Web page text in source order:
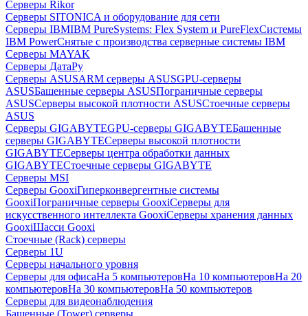
Серверы Rikor
Серверы SITONICA и оборудование для сети
Серверы IBMIBM PureSystems: Flex System и PureFlexСистемы
IBM PowerСнятые с производства серверные системы IBM
Серверы MAYAK
Серверы ДатаРу
Серверы ASUSARM серверы ASUSGPU-серверы
ASUSБашенные серверы ASUSПограничные серверы
ASUSСерверы высокой плотности ASUSСтоечные серверы
ASUS
Серверы GIGABYTEGPU-серверы GIGABYTEБашенные
серверы GIGABYTEСерверы высокой плотности
GIGABYTEСерверы центра обработки данных
GIGABYTEСтоечные серверы GIGABYTE
Серверы MSI
Серверы GooxiГиперконвергентные системы
GooxiПограничные серверы GooxiСерверы для
искусственного интеллекта GooxiСерверы хранения данных
GooxiШасси Gooxi
Стоечные (Rack) серверы
Серверы 1U
Серверы начального уровня
Серверы для офисаНа 5 компьютеровНа 10 компьютеровНа 20
компьютеровНа 30 компьютеровНа 50 компьютеров
Серверы для видеонаблюдения
Башенные (Tower) серверы